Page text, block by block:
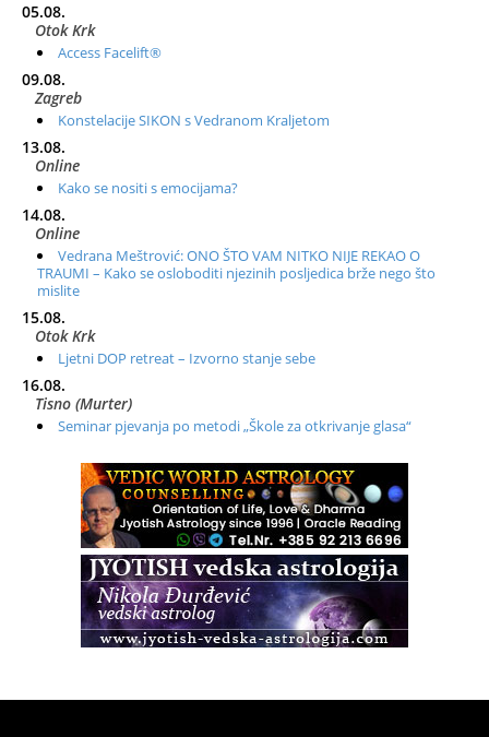
05.08.
Otok Krk
Access Facelift®
09.08.
Zagreb
Konstelacije SIKON s Vedranom Kraljetom
13.08.
Online
Kako se nositi s emocijama?
14.08.
Online
Vedrana Meštrović: ONO ŠTO VAM NITKO NIJE REKAO O
TRAUMI – Kako se osloboditi njezinih posljedica brže nego što
mislite
15.08.
Otok Krk
Ljetni DOP retreat – Izvorno stanje sebe
16.08.
Tisno (Murter)
Seminar pjevanja po metodi „Škole za otkrivanje glasa“
Radionica: Pomagači iz drugih dimenzija Online – otvoreno za
Zagreb+Online
Osnovni ThetaHealing® tečaj, Zagreb i Online
Access BARS®, otpusti stres